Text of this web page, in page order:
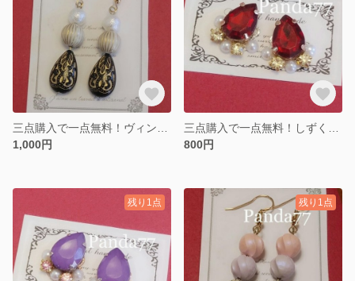
1,000円
800円
残り1点 残り1点